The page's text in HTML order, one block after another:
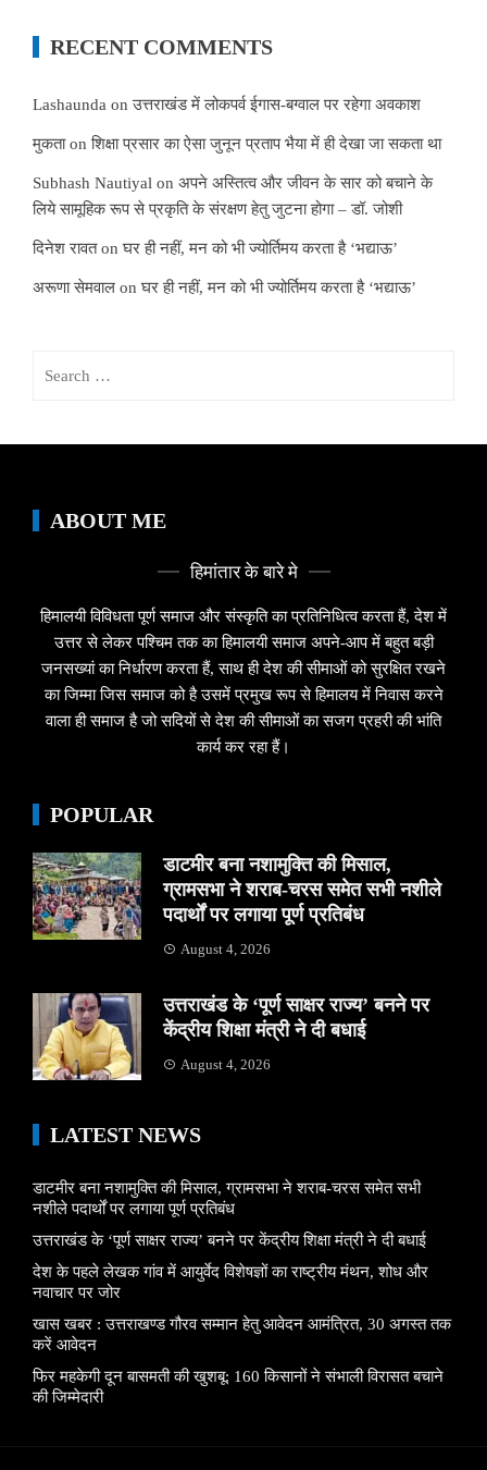
RECENT COMMENTS
Lashaunda onउत्तराखंड में लोकपर्व ईगास-बग्वाल पर रहेगा अवकाश
मुकताonशिक्षा प्रसार का ऐसा जुनून प्रताप भैया में ही देखा जा सकता था
Subhash Nautiyal on अपने अस्तित्व और जीवन के सार को बचाने के
लिये सामूहिक रूप से प्रकृति के संरक्षण हेतु जुटना होगा – डॉ. जोशी
दिनेश रावतonघर ही नहीं, मन को भी ज्योर्तिमय करता है ‘भद्याऊ’
अरूणा सेमवाल onघर ही नहीं, मन को भी ज्योर्तिमय करता है ‘भद्याऊ’
ABOUT ME
हिमांतार के बारे मे
हिमालयी विविधता पूर्ण समाज और संस्कृति का प्रतिनिधित्व करता हैं, देश में
उत्तर से लेकर पश्चिम तक का हिमालयी समाज अपने-आप में बहुत बड़ी
जनसख्यां का निर्धारण करता हैं, साथ ही देश की सीमाओं को सुरक्षित रखने
का जिम्मा जिस समाज को है उसमें प्रमुख रूप से हिमालय में निवास करने
वाला ही समाज है जो सदियों से देश की सीमाओं का सजग प्रहरी की भांति
कार्य कर रहा हैं।
POPULAR
डाटमीर बना नशामुक्ति की मिसाल,
ग्रामसभा ने शराब-चरस समेत सभी नशीले
पदार्थों पर लगाया पूर्ण प्रतिबंध
August 4, 2026
उत्तराखंड के ‘पूर्ण साक्षर राज्य’ बनने पर
केंद्रीय शिक्षा मंत्री ने दी बधाई
August 4, 2026
LATEST NEWS
डाटमीर बना नशामुक्ति की मिसाल, ग्रामसभा ने शराब-चरस समेत सभी
नशीले पदार्थों पर लगाया पूर्ण प्रतिबंध
उत्तराखंड के ‘पूर्ण साक्षर राज्य’ बनने पर केंद्रीय शिक्षा मंत्री ने दी बधाई
देश के पहले लेखक गांव में आयुर्वेद विशेषज्ञों का राष्ट्रीय मंथन, शोध और
नवाचार पर जोर
खास खबर : उत्तराखण्ड गौरव सम्मान हेतु आवेदन आमंत्रित, 30 अगस्त तक
करें आवेदन
फिर महकेगी दून बासमती की खुशबू: 160 किसानों ने संभाली विरासत बचाने
की जिम्मेदारी